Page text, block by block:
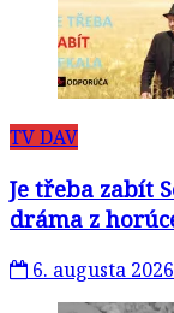
TV DAV
Je třeba zabít
dráma z
6. augusta 2026